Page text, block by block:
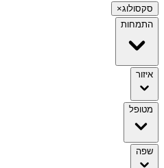
סקסולוג×
התמחות
איזור
מטופל
שפה